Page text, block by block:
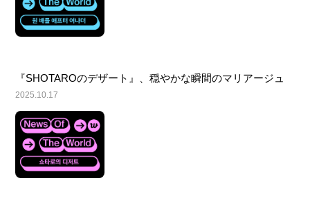
『SHOTAROのデザート』、穏やかな瞬間のマリアージュ
2025.10.17